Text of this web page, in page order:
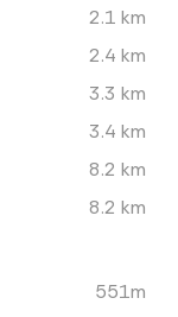
2.1 km
2.4 km
3.3 km
3.4 km
8.2 km
8.2 km
551m